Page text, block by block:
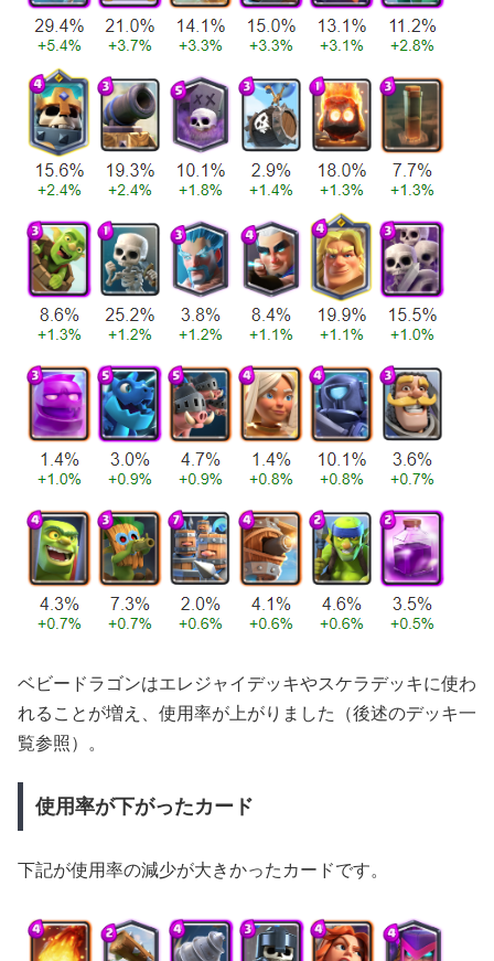
ベビードラゴンはエレジャイデッキやスケラデッキに使わ
れることが増え、使用率が上がりました（後述のデッキ一
覧参照）。
使用率が下がったカード
下記が使用率の減少が大きかったカードです。